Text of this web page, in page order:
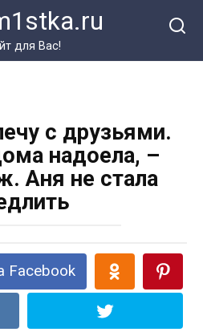
для Вас!
с друзьями.
надоела, –
Аня не стала
Facebook